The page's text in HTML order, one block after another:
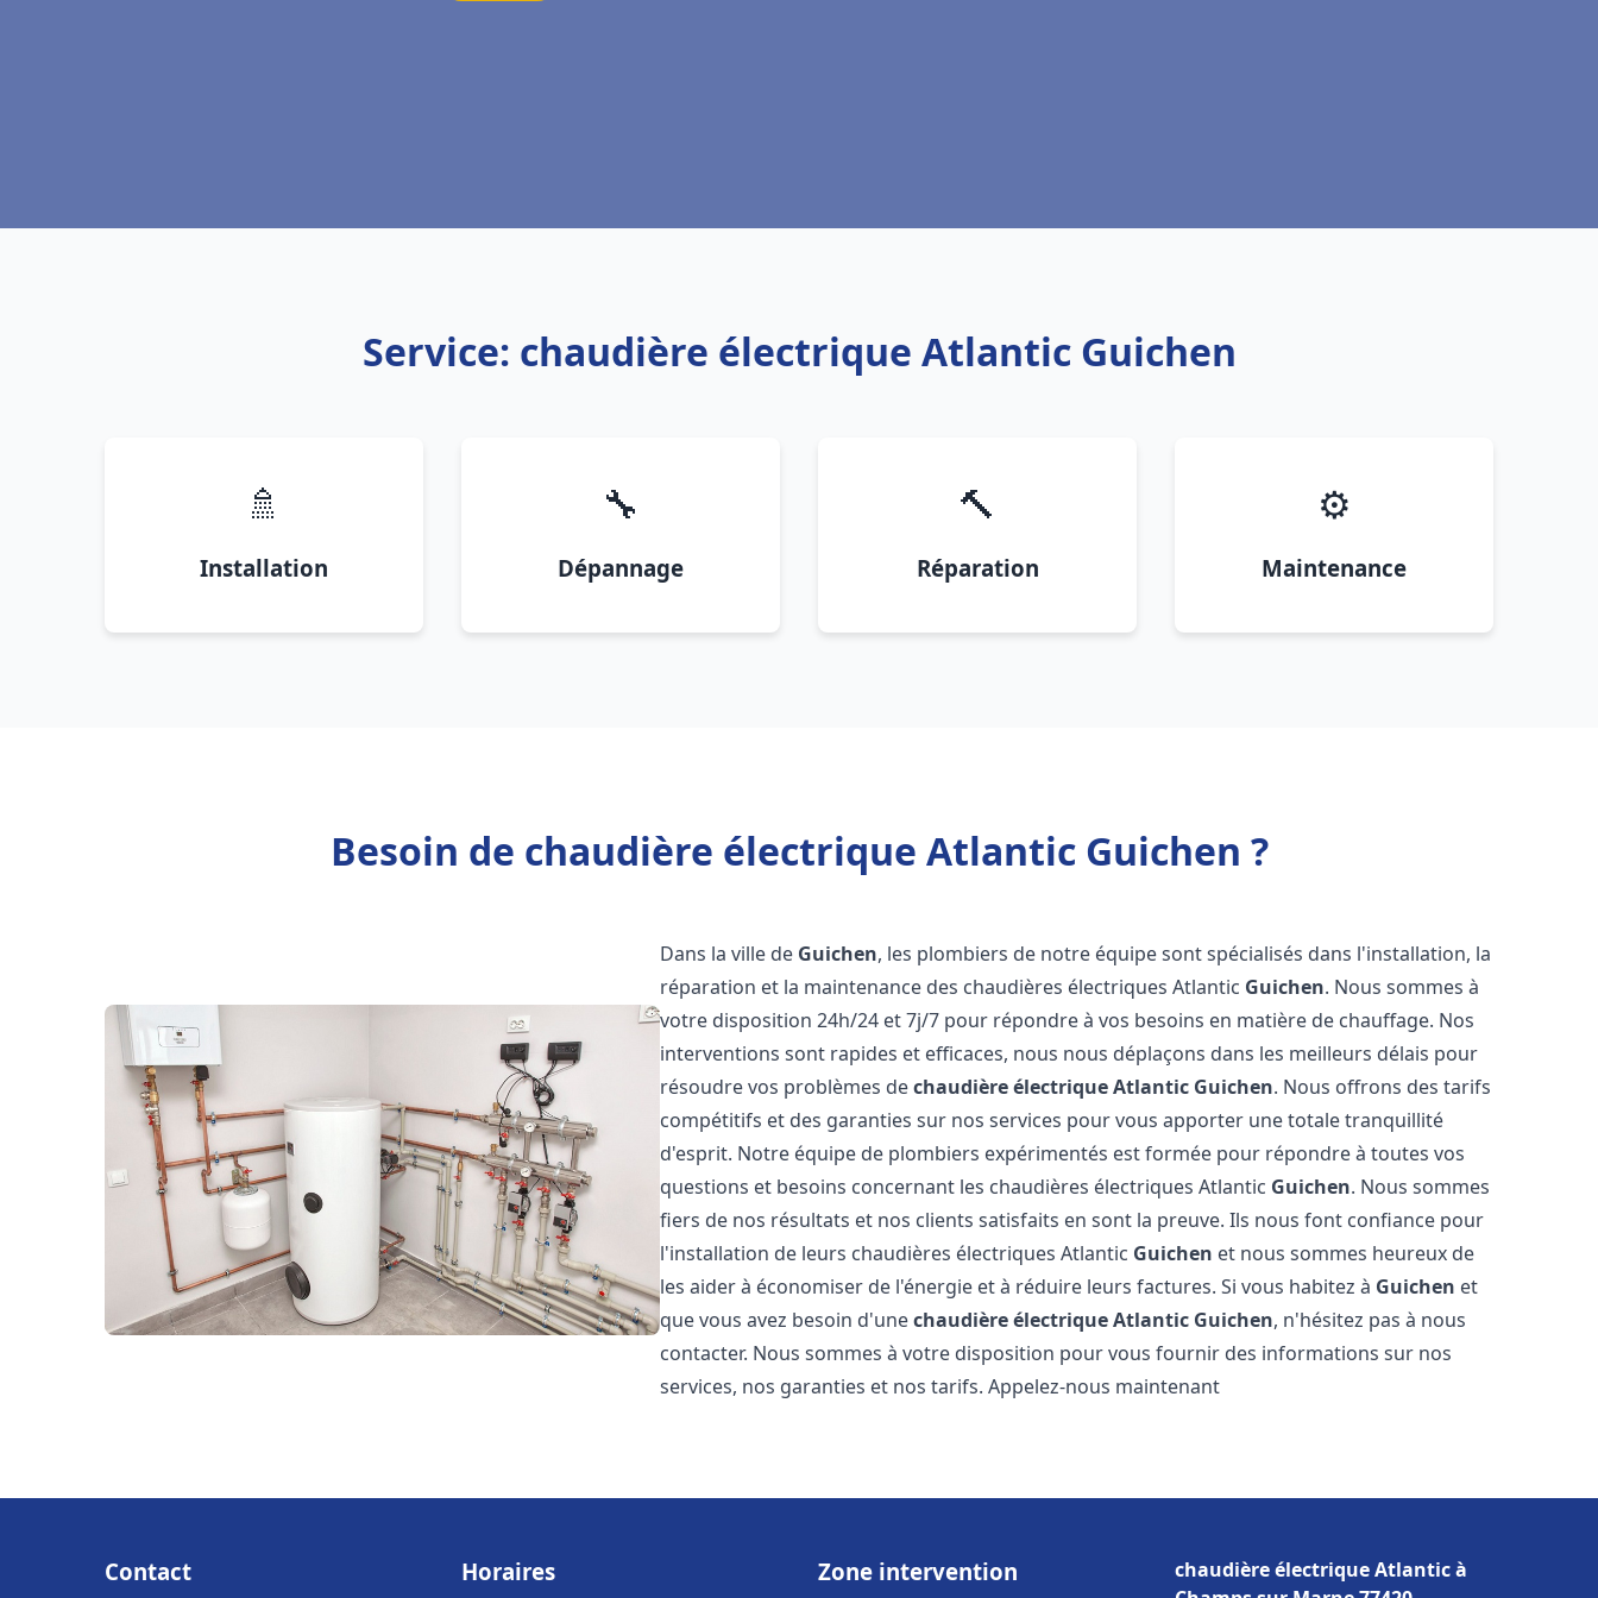
Service: chaudière électrique Atlantic Guichen
🚿
Installation
🔧
Dépannage
🔨
Réparation
⚙️
Maintenance
Besoin de chaudière électrique Atlantic Guichen ?
Dans la ville de Guichen, les plombiers de notre équipe sont spécialisés dans l'installation, la
réparation et la maintenance des chaudières électriques Atlantic Guichen. Nous sommes à
votre disposition 24h/24 et 7j/7 pour répondre à vos besoins en matière de chauffage. Nos
interventions sont rapides et efficaces, nous nous déplaçons dans les meilleurs délais pour
résoudre vos problèmes dechaudière électrique Atlantic Guichen. Nous offrons des tarifs
compétitifs et des garanties sur nos services pour vous apporter une totale tranquillité
d'esprit. Notre équipe de plombiers expérimentés est formée pour répondre à toutes vos
questions et besoins concernant les chaudières électriques Atlantic Guichen. Nous sommes
fiers de nos résultats et nos clients satisfaits en sont la preuve. Ils nous font confiance pour
l'installation de leurs chaudières électriques Atlantic Guichen et nous sommes heureux de
les aider à économiser de l'énergie et à réduire leurs factures. Si vous habitez à Guichen et
que vous avez besoin d'unechaudière électrique Atlantic Guichen, n'hésitez pas à nous
contacter. Nous sommes à votre disposition pour vous fournir des informations sur nos
services, nos garanties et nos tarifs. Appelez-nous maintenant
Contact Horaires Zone intervention
chaudière électrique Atlantic à